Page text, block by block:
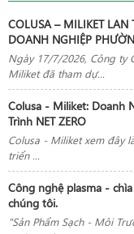
COLUSA – MILIKET
DOANH NGHIỆP
Ngày 17/7/2026, Công ty
Miliket đã tham dự...
Colusa - Miliket: Doanh
Trình NET ZERO
Colusa - Miliket xem đây
triển ...
Công nghệ plasma -
chúng tôi.
"Sản Phẩm Sạch - Môi